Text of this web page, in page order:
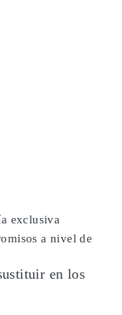
exclusiva
a nivel de
en los